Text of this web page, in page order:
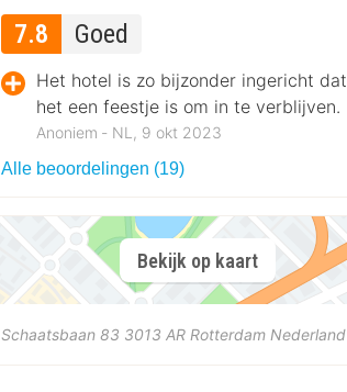
7.8 Goed
Het hotel is zo bijzonder ingericht dat
het een feestje is om in te verblijven.
Anoniem ‐ NL, 9 okt 2023
Alle beoordelingen (19)
Bekijk op kaart
Schaatsbaan 83 3013 AR Rotterdam Nederland